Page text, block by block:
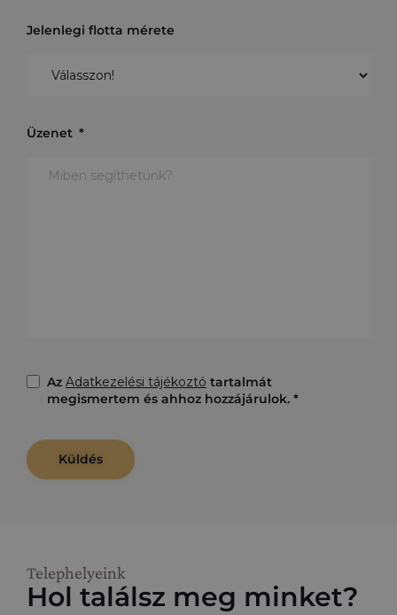
Jelenlegi flotta mérete
Üzenet
Az Adatkezelési tájékoztó tartalmát
megismertem és ahhoz hozzájárulok. *
Küldés
Telephelyeink
Hol találsz meg minket?